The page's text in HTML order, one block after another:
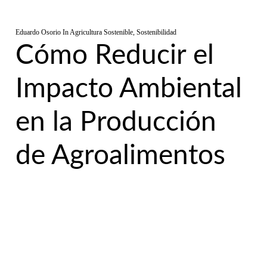
Eduardo Osorio InAgricultura Sostenible, Sostenibilidad
Cómo Reducir el
Impacto Ambiental
en la Producción
de Agroalimentos